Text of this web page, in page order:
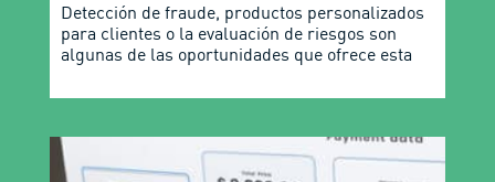
Detección de fraude, productos personalizados
para clientes o la evaluación de riesgos son
algunas de las oportunidades que ofrece esta